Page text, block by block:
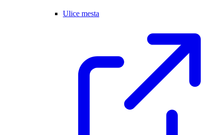
Ulice mesta